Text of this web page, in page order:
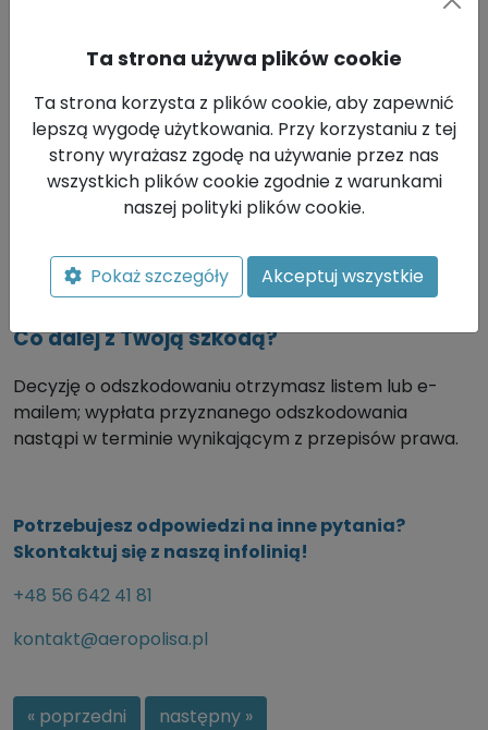
W jaki sposób najszybciej zgłosić szkodę?
Szkodę lub roszczenie najszybciej zgłosisz przez
formularz online:
https://zgloszenie.compensa.pl/damage-type
Jak sprawdzić status szkody?
Status szkody możesz sprawdzić, logując się tutaj:
https://zgloszenie.compensa.pl/status-szkody/login
Co dalej z Twoją szkodą?
Decyzję o odszkodowaniu otrzymasz listem lub e-
mailem; wypłata przyznanego odszkodowania
nastąpi w terminie wynikającym z przepisów prawa.
Potrzebujesz odpowiedzi na inne pytania?
Skontaktuj się z naszą infolinią!
+48 56 642 41 81
kontakt@aeropolisa.pl
« poprzedni następny »
Ta strona używa plików cookie
Ta strona korzysta z plików cookie, aby zapewnić
lepszą wygodę użytkowania. Przy korzystaniu z tej
strony wyrażasz zgodę na używanie przez nas
wszystkich plików cookie zgodnie z warunkami
naszej polityki plików cookie.
Pokaż szczegóły Akceptuj wszystkie